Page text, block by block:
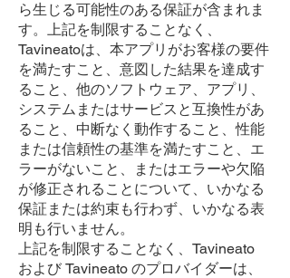
ら生じる可能性のある保証が含まれま
す。上記を制限することなく、
Tavineatoは、本アプリがお客様の要件
を満たすこと、意図した結果を達成す
ること、他のソフトウェア、アプリ、
システムまたはサービスと互換性があ
ること、中断なく動作すること、性能
または信頼性の基準を満たすこと、エ
ラーがないこと、またはエラーや欠陥
が修正されることについて、いかなる
保証または約束も行わず、いかなる表
明も行いません。
上記を制限することなく、Tavineato
および Tavineato のプロバイダーは、